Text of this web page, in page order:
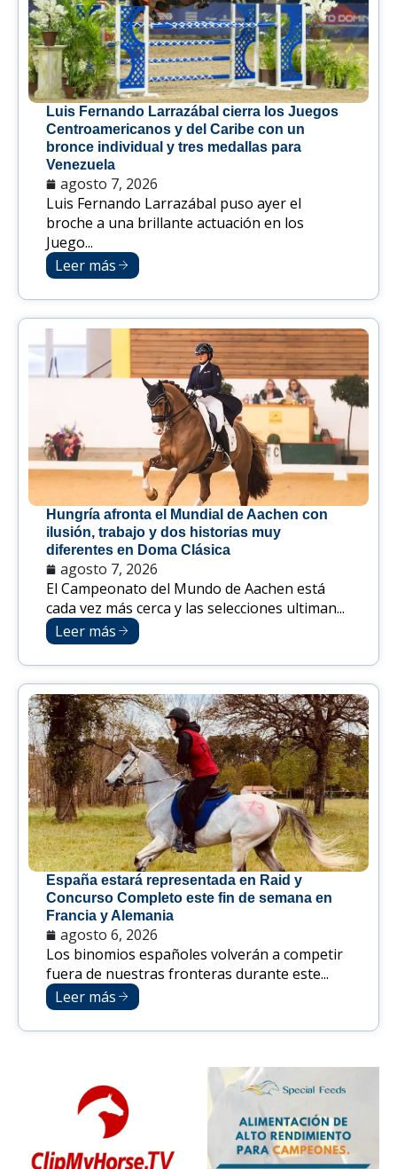
Luis Fernando Larrazábal cierra los Juegos
Centroamericanos y del Caribe con un
bronce individual y tres medallas para
Venezuela
agosto 7, 2026
Luis Fernando Larrazábal puso ayer el
broche a una brillante actuación en los
Juego...
Leer más
Hungría afronta el Mundial de Aachen con
ilusión, trabajo y dos historias muy
diferentes en Doma Clásica
agosto 7, 2026
El Campeonato del Mundo de Aachen está
cada vez más cerca y las selecciones ultiman...
Leer más
España estará representada en Raid y
Concurso Completo este fin de semana en
Francia y Alemania
agosto 6, 2026
Los binomios españoles volverán a competir
fuera de nuestras fronteras durante este...
Leer más